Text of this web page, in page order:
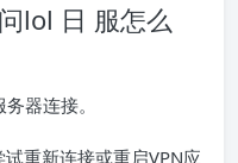
lol 日 服怎么
器连接。
重新连接或重启VPN应